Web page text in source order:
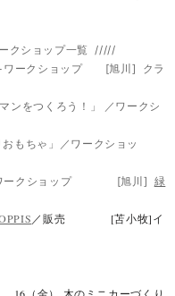
クショップ一覧 /////
ワークショップ [旭川] クラ
ンをつくろう！」 ／ワークシ
もちゃ」／ワークショッ
ワークショップ [旭川] 緑
／販売 [苫小牧]イ